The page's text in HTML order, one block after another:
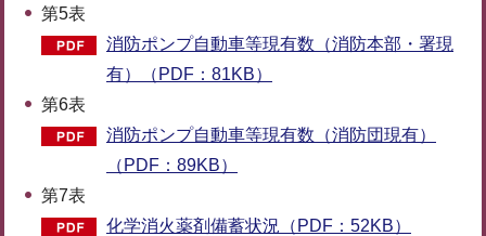
第5表
消防ポンプ自動車等現有数（消防本部・署現
有）（PDF：81KB）
第6表
消防ポンプ自動車等現有数（消防団現有）
（PDF：89KB）
第7表
化学消火薬剤備蓄状況（PDF：52KB）